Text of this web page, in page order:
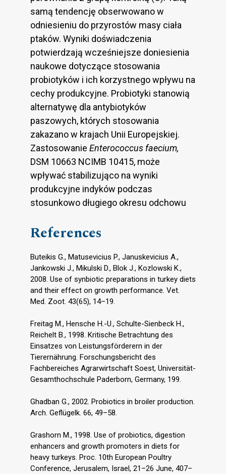
samą tendencję obserwowano w
odniesieniu do przyrostów masy ciała
ptaków. Wyniki doświadczenia
potwierdzają wcześniejsze doniesienia
naukowe dotyczące stosowania
probiotyków i ich korzystnego wpływu na
cechy produkcyjne. Probiotyki stanowią
alternatywę dla antybiotyków
paszowych, których stosowania
zakazano w krajach Unii Europejskiej.
Zastosowanie Enterococcus faecium,
DSM 10663 NCIMB 10415, może
wpływać stabilizująco na wyniki
produkcyjne indyków podczas
stosunkowo długiego okresu odchowu
References
Buteikis G., Matusevicius P., Januskevicius A.,
Jankowski J., Mikulski D., Blok J., Kozlowski K.,
2008. Use of synbiotic preparations in turkey diets
and their effect on growth performance. Vet.
Med. Zoot. 43(65), 14–19.
Freitag M., Hensche H.-U., Schulte-Sienbeck H.,
Reichelt B., 1998. Kritische Betrachtung des
Einsatzes von Leistungsförderern in der
Tierernährung. Forschungsbericht des
Fachbereiches Agrarwirtschaft Soest, Universität-
Gesamthochschule Paderborn, Germany, 199.
Ghadban G., 2002. Probiotics in broiler production.
Arch. Geflügelk. 66, 49–58.
Grashorn M., 1998. Use of probiotics, digestion
enhancers and growth promoters in diets for
heavy turkeys. Proc. 10th European Poultry
Conference, Jerusalem, Israel, 21–26 June, 407–